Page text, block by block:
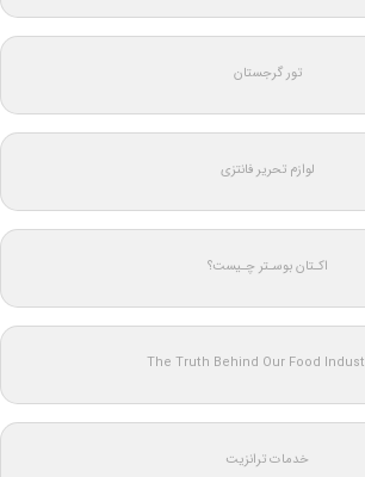
تور گرجستان
لوازم تحریر فانتزی
اکـتان بوسـتر چـیست؟
The Truth Behind Our Food
خدمات ترانزیت